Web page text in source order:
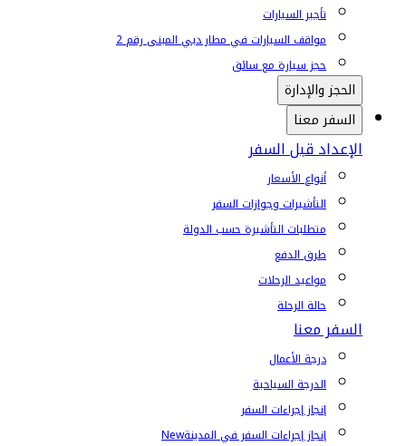
تأجير السيارات
مواقف السيارات في مطار دبي المبنى رقم 2
حجز سيارة مع سائق
الحجز والإدارة
السفر معنا
الإعداد قبل السفر
أنواع الأسعار
التأشيرات وجوازات السفر
متطلبات التأشيرة حسب الدولة
طرق الدفع
مواعيد الرحلات
حالة الرحلة
السفر معنا
درجة الأعمال
الدرجة السياحية
إنجاز إجراءات السفر
إنجاز إجراءات السفر في المدينةNew